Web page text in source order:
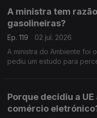
A ministra tem
gasolineiras?
Ep. 119
02 jul. 2026
A ministra do Ambiente foi
pediu um estudo para
Porque decidiu a
comércio